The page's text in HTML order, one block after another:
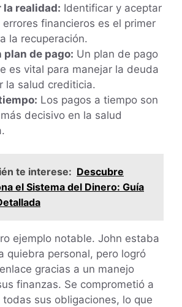
realidad: Identificar y aceptar
errores financieros es el primer
la recuperación.
plan de pago: Un plan de pago
es vital para manejar la deuda
la salud crediticia.
Los pagos a tiempo son
decisivo en la salud
te interese: Descubre
el Sistema del Dinero: Guía
ejemplo notable. John estaba
quiebra personal, pero logró
gracias a un manejo
finanzas. Se comprometió a
sus obligaciones, lo que